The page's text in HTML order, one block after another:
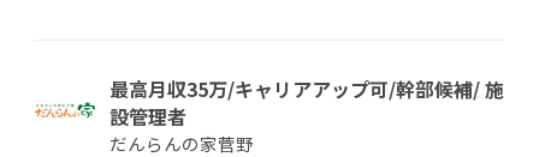
最高月収35万/キャリアアップ可/幹部候補/ 施
設管理者
だんらんの家菅野